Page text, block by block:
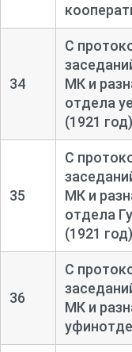
34
С
МК и
отдела
(1921 год)
35
С
МК и
отдела
(1921 год)
36
С
МК и